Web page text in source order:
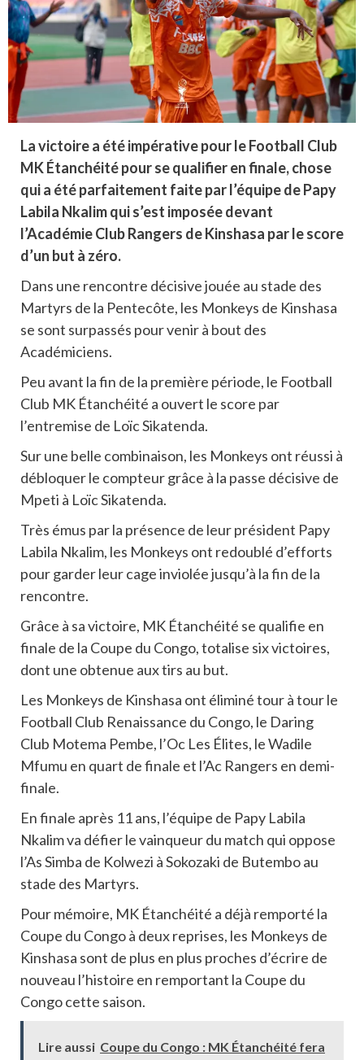
La victoire a été impérative pour le Football Club
MK Étanchéité pour se qualifier en finale, chose
qui a été parfaitement faite par l’équipe de Papy
Labila Nkalim qui s’est imposée devant
l’Académie Club Rangers de Kinshasa par le score
d’un but à zéro.
Dans une rencontre décisive jouée au stade des
Martyrs de la Pentecôte, les Monkeys de Kinshasa
se sont surpassés pour venir à bout des
Académiciens.
Peu avant la fin de la première période, le Football
Club MK Étanchéité a ouvert le score par
l’entremise de Loïc Sikatenda.
Sur une belle combinaison, les Monkeys ont réussi à
débloquer le compteur grâce à la passe décisive de
Mpeti à Loïc Sikatenda.
Très émus par la présence de leur président Papy
Labila Nkalim, les Monkeys ont redoublé d’efforts
pour garder leur cage inviolée jusqu’à la fin de la
rencontre.
Grâce à sa victoire, MK Étanchéité se qualifie en
finale de la Coupe du Congo, totalise six victoires,
dont une obtenue aux tirs au but.
Les Monkeys de Kinshasa ont éliminé tour à tour le
Football Club Renaissance du Congo, le Daring
Club Motema Pembe, l’Oc Les Élites, le Wadile
Mfumu en quart de finale et l’Ac Rangers en demi-
finale.
En finale après 11 ans, l’équipe de Papy Labila
Nkalim va défier le vainqueur du match qui oppose
l’As Simba de Kolwezi à Sokozaki de Butembo au
stade des Martyrs.
Pour mémoire, MK Étanchéité a déjà remporté la
Coupe du Congo à deux reprises, les Monkeys de
Kinshasa sont de plus en plus proches d’écrire de
nouveau l’histoire en remportant la Coupe du
Congo cette saison.
Lire aussi Coupe du Congo : MK Étanchéité fera